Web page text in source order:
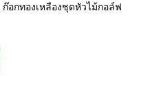
ก๊อกทองเหลืองชุดหัวไม้กอล์ฟ